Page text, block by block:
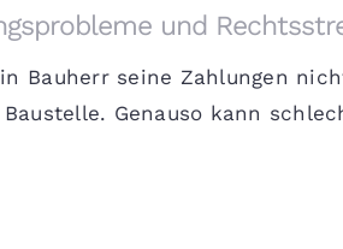
und
Bauherr seine Zahlungen
Genauso kann